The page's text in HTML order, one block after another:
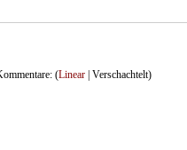
(Linear | Verschachtelt)